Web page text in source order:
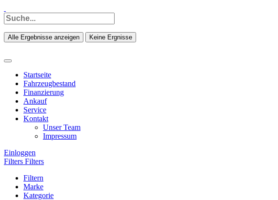
Alle Ergebnisse anzeigen Keine Ergnisse
Startseite
Fahrzeugbestand
Finanzierung
Ankauf
Service
Kontakt
Unser Team
Impressum
Einloggen
Filters Filters
Filtern
Marke
Kategorie